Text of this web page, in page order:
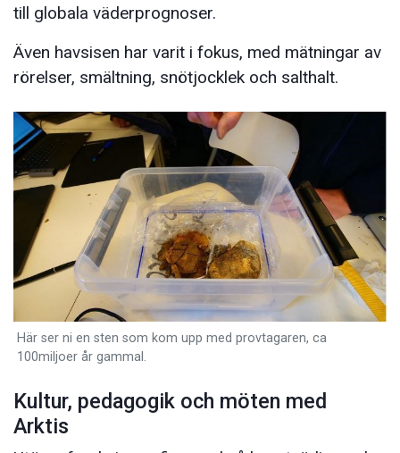
till globala väderprognoser.
Även havsisen har varit i fokus, med mätningar av
rörelser, smältning, snötjocklek och salthalt.
Här ser ni en sten som kom upp med provtagaren, ca
100miljoer år gammal.
Kultur, pedagogik och möten med
Arktis